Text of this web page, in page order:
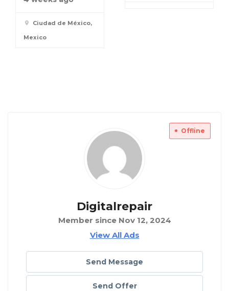
Ciudad de México,
Mexico
Offline
Digitalrepair
Member since Nov 12, 2024
View All Ads
Send Message
Send Offer